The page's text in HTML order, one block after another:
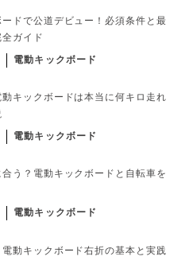
ドで公道デビュー！必須条件と最
ガイド
電動キックボード
キックボードは本当に何キロ走れ
電動キックボード
合う？電動キックボードと自転車を
電動キックボード
動キックボード右折の基本と実践